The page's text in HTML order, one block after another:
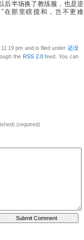
后半场换了教练服，也是逆
在那里瞎搅和，岂不更难
pm and is filed under 还没
the RSS 2.0feed. You can
(required)